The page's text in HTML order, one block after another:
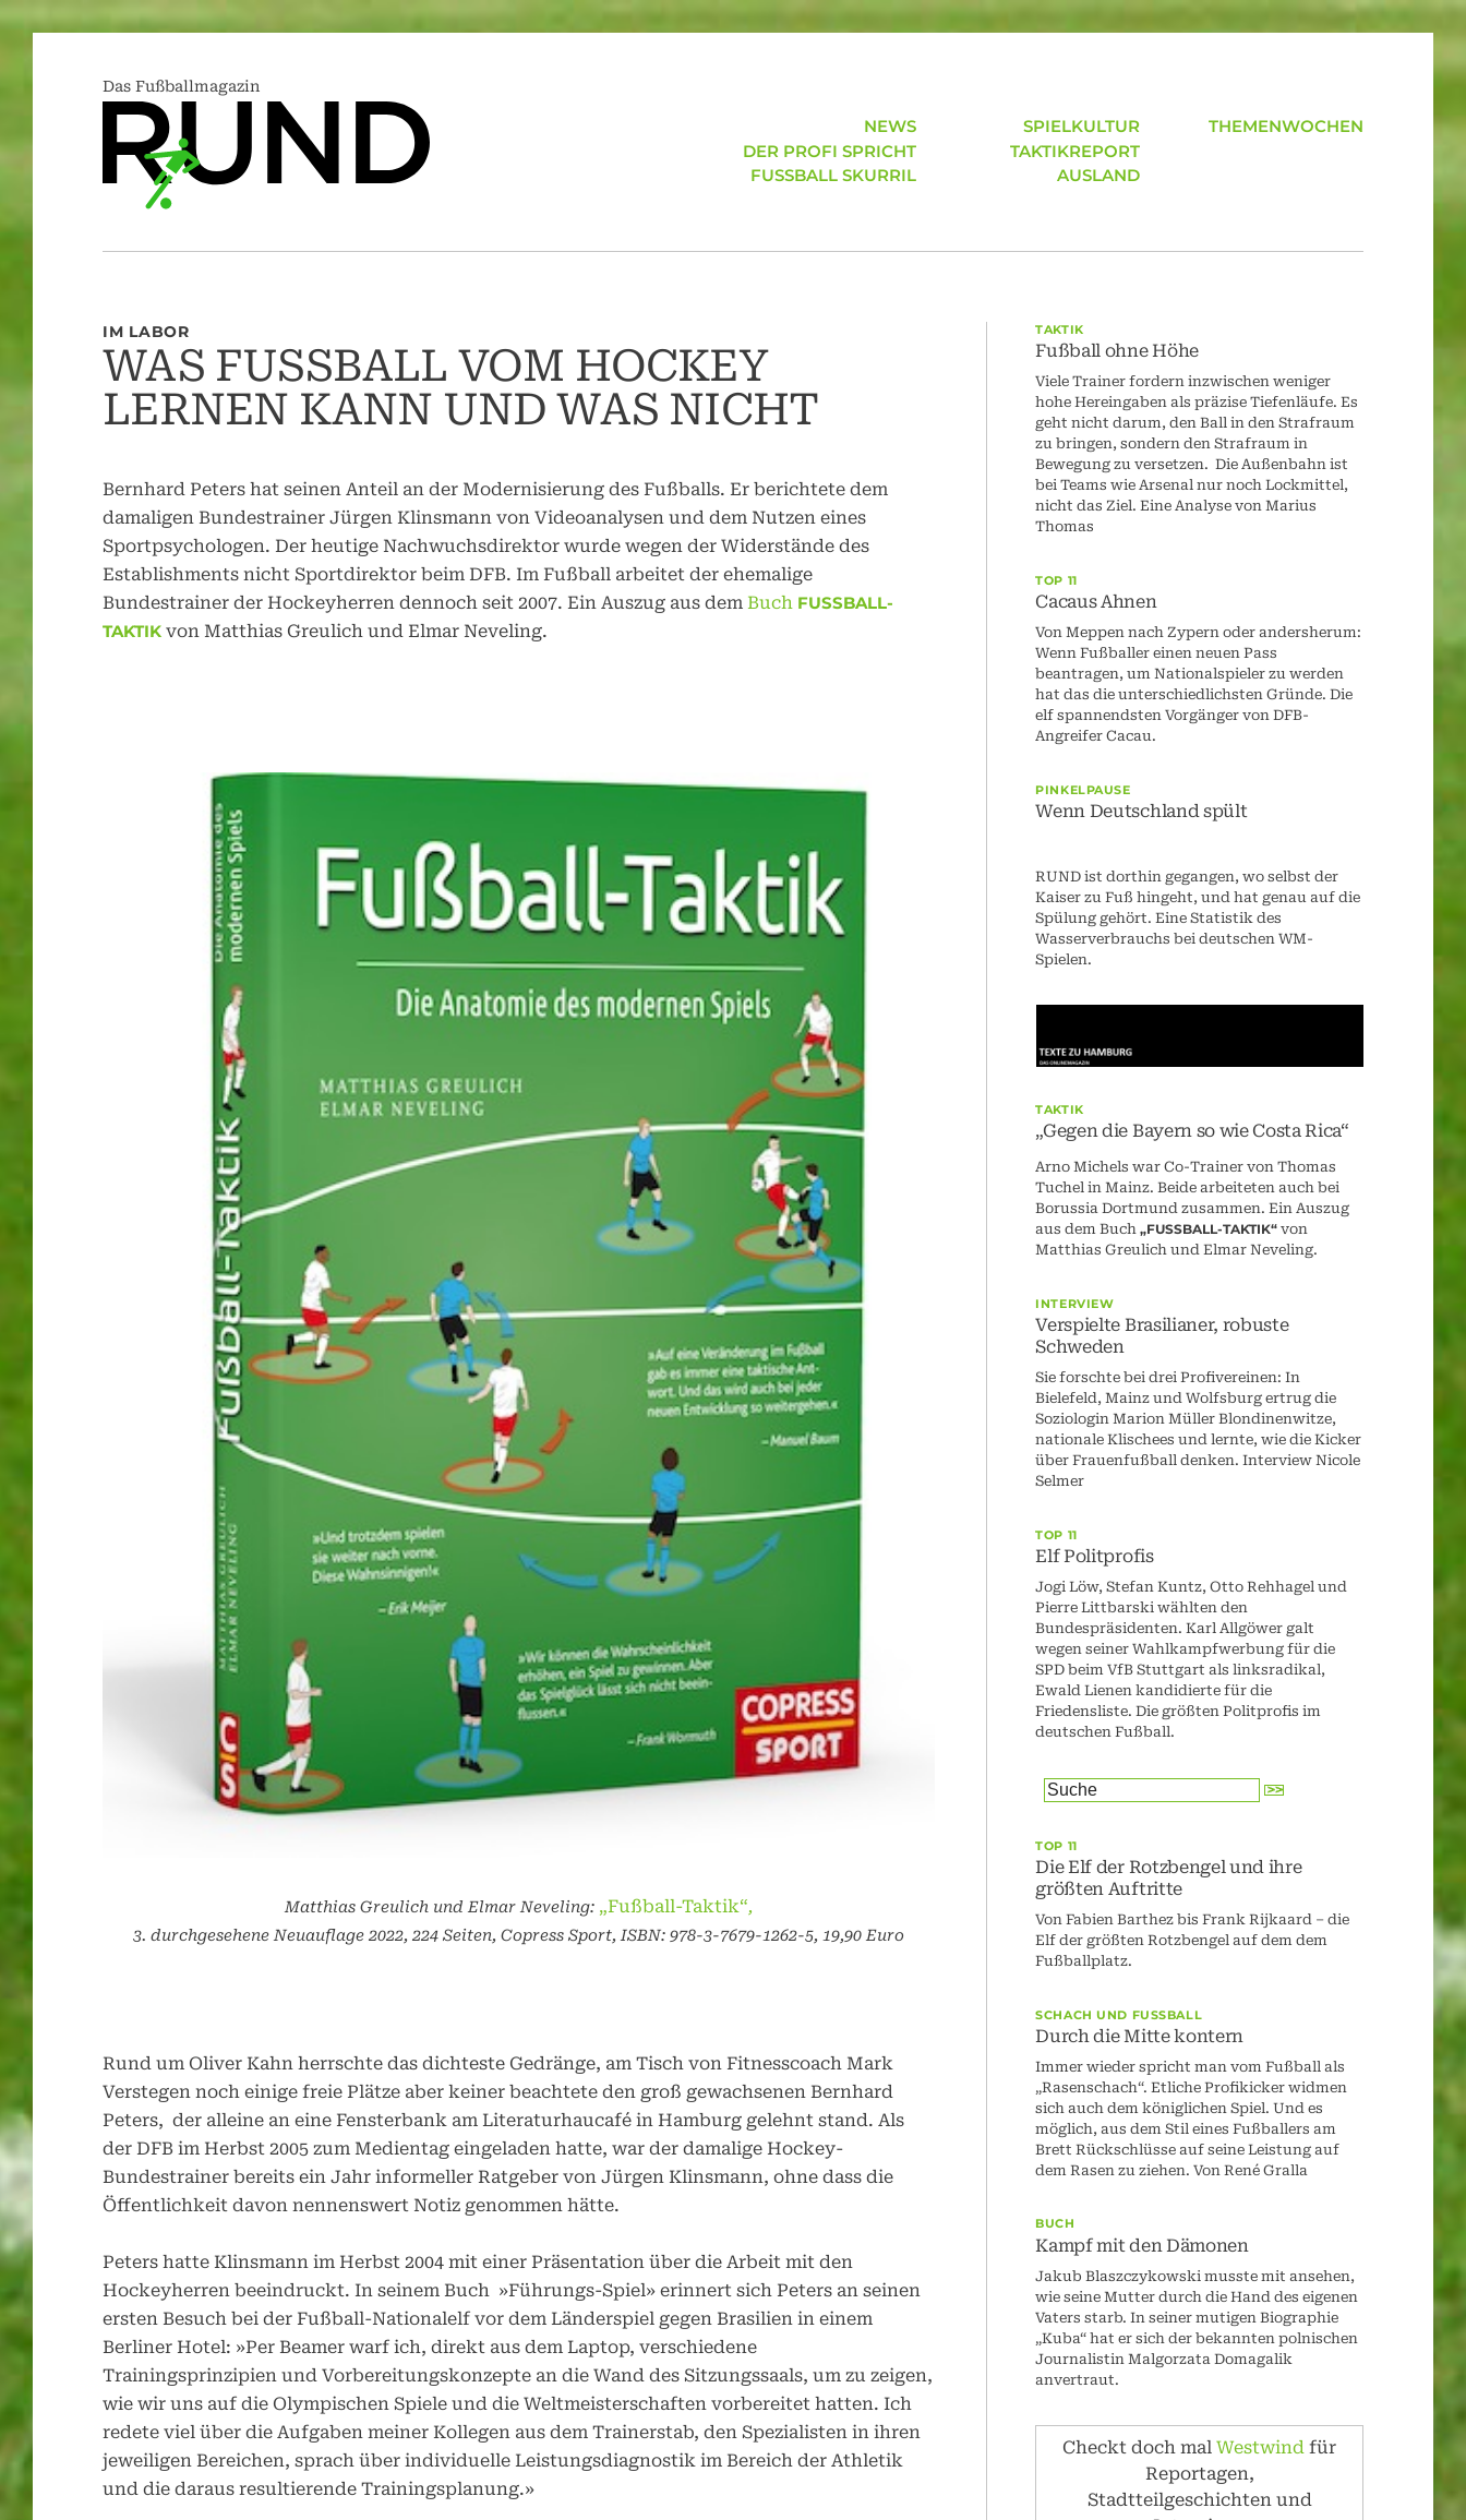
Das Fußballmagazin
NEWS
DER PROFI SPRICHT
FUSSBALL SKURRIL
SPIELKULTUR
TAKTIKREPORT
AUSLAND
THEMENWOCHEN
IM LABOR
WAS FUSSBALL VOM HOCKEY L
ERNEN KANN UND WAS NICHT
Bernhard Peters hat seinen Anteil an der Modernisierung des Fußballs. Er berichtete dem
damaligen Bundestrainer Jürgen Klinsmann von Videoanalysen und dem Nutzen eines
Sportpsychologen. Der heutige Nachwuchsdirektor wurde wegen der Widerstände des
Establishments nicht Sportdirektor beim DFB. Im Fußball arbeitet der ehemalige
Bundestrainer der Hockeyherren dennoch seit 2007. Ein Auszug aus demBuch FUSSBALL-T
AKTIK
von Matthias Greulich und Elmar Neveling.
Matthias Greulich und Elmar Neveling: „Fußball-Taktik“,
3. durchgesehene Neuauflage 2022, 224 Seiten, Copress Sport, ISBN: 978-3-7679-1262-5, 19,90 Euro
Rund um Oliver Kahn herrschte das dichteste Gedränge, am Tisch von Fitnesscoach Mark
Verstegen noch einige freie Plätze aber keiner beachtete den groß gewachsenen Bernhard
Peters, der alleine an eine Fensterbank am Literaturhaucafé in Hamburg gelehnt stand. Als
der DFB im Herbst 2005 zum Medientag eingeladen hatte, war der damalige Hockey-
Bundestrainer bereits ein Jahr informeller Ratgeber von Jürgen Klinsmann, ohne dass die
Öffentlichkeit davon nennenswert Notiz genommen hätte.
Peters hatte Klinsmann im Herbst 2004 mit einer Präsentation über die Arbeit mit den
Hockeyherren beeindruckt. In seinem Buch »Führungs-Spiel» erinnert sich Peters an seinen
ersten Besuch bei der Fußball-Nationalelf vor dem Länderspiel gegen Brasilien in einem
Berliner Hotel: »Per Beamer warf ich, direkt aus dem Laptop, verschiedene
Trainingsprinzipien und Vorbereitungskonzepte an die Wand des Sitzungssaals, um zu zeigen,
wie wir uns auf die Olympischen Spiele und die Weltmeisterschaften vorbereitet hatten. Ich
redete viel über die Aufgaben meiner Kollegen aus dem Trainerstab, den Spezialisten in ihren
jeweiligen Bereichen, sprach über individuelle Leistungsdiagnostik im Bereich der Athletik
und die daraus resultierende Trainingsplanung.»
TAKTIK
Fußball ohne Höhe
Viele Trainer fordern inzwischen weniger
hohe Hereingaben als präzise Tiefenläufe. Es
geht nicht darum, den Ball in den Strafraum
zu bringen, sondern den Strafraum in
Bewegung zu versetzen. Die Außenbahn ist
bei Teams wie Arsenal nur noch Lockmittel,
nicht das Ziel. Eine Analyse von Marius
Thomas
TOP 11
Cacaus Ahnen
Von Meppen nach Zypern oder andersherum:
Wenn Fußballer einen neuen Pass
beantragen, um Nationalspieler zu werden
hat das die unterschiedlichsten Gründe. Die
elf spannendsten Vorgänger von DFB-
Angreifer Cacau.
PINKELPAUSE
Wenn Deutschland spült
RUND ist dorthin gegangen, wo selbst der
Kaiser zu Fuß hingeht, und hat genau auf die
Spülung gehört. Eine Statistik des
Wasserverbrauchs bei deutschen WM-
Spielen.
TAKTIK
„Gegen die Bayern so wie Costa Rica“
Arno Michels war Co-Trainer von Thomas
Tuchel in Mainz. Beide arbeiteten auch bei
Borussia Dortmund zusammen. Ein Auszug
aus dem Buch„FUSSBALL-TAKTIK“ von
Matthias Greulich und Elmar Neveling.
INTERVIEW
Verspielte Brasilianer, robuste
Schweden
Sie forschte bei drei Profivereinen: In
Bielefeld, Mainz und Wolfsburg ertrug die
Soziologin Marion Müller Blondinenwitze,
nationale Klischees und lernte, wie die Kicker
über Frauenfußball denken. Interview Nicole
Selmer
TOP 11
Elf Politprofis
Jogi Löw, Stefan Kuntz, Otto Rehhagel und
Pierre Littbarski wählten den
Bundespräsidenten. Karl Allgöwer galt
wegen seiner Wahlkampfwerbung für die
SPD beim VfB Stuttgart als linksradikal,
Ewald Lienen kandidierte für die
Friedensliste. Die größten Politprofis im
deutschen Fußball.
TOP 11
Die Elf der Rotzbengel und ihre
größten Auftritte
Von Fabien Barthez bis Frank Rijkaard – die
Elf der größten Rotzbengel auf dem dem
Fußballplatz.
SCHACH UND FUSSBALL
Durch die Mitte kontern
Immer wieder spricht man vom Fußball als
„Rasenschach“. Etliche Profikicker widmen
sich auch dem königlichen Spiel. Und es
möglich, aus dem Stil eines Fußballers am
Brett Rückschlüsse auf seine Leistung auf
dem Rasen zu ziehen. Von René Gralla
BUCH
Kampf mit den Dämonen
Jakub Blaszczykowski musste mit ansehen,
wie seine Mutter durch die Hand des eigenen
Vaters starb. In seiner mutigen Biographie
„Kuba“ hat er sich der bekannten polnischen
Journalistin Malgorzata Domagalik
anvertraut.
Checkt doch malWestwind für
Reportagen,
Stadtteilgeschichten und